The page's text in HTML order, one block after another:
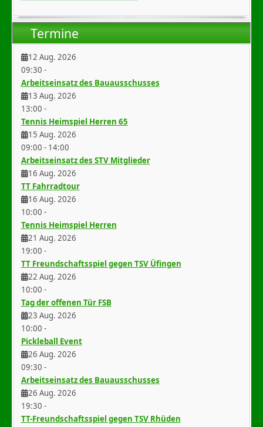
Termine
12 Aug. 2026
09:30 -
Arbeitseinsatz des Bauausschusses
13 Aug. 2026
13:00 -
Tennis Heimspiel Herren 65
15 Aug. 2026
09:00 - 14:00
Arbeitseinsatz des STV Mitglieder
16 Aug. 2026
TT Fahrradtour
16 Aug. 2026
10:00 -
Tennis Heimspiel Herren
21 Aug. 2026
19:00 -
TT Freundschaftsspiel gegen TSV Üfingen
22 Aug. 2026
10:00 -
Tag der offenen Tür FSB
23 Aug. 2026
10:00 -
Pickleball Event
26 Aug. 2026
09:30 -
Arbeitseinsatz des Bauausschusses
26 Aug. 2026
19:30 -
TT-Freundschaftsspiel gegen TSV Rhüden